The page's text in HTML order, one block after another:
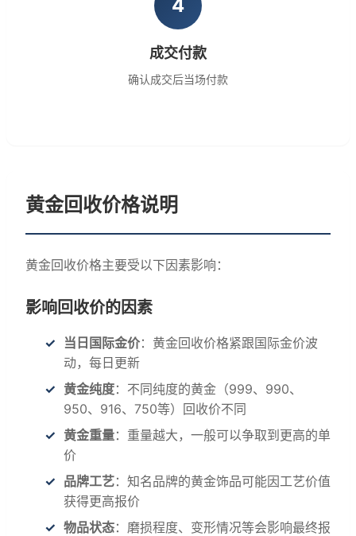
4
成交付款
确认成交后当场付款
黄金回收价格说明
黄金回收价格主要受以下因素影响：
影响回收价的因素
当日国际金价：黄金回收价格紧跟国际金价波
动，每日更新
黄金纯度：不同纯度的黄金（999、990、
950、916、750等）回收价不同
黄金重量：重量越大，一般可以争取到更高的单
价
品牌工艺：知名品牌的黄金饰品可能因工艺价值
获得更高报价
物品状态：磨损程度、变形情况等会影响最终报